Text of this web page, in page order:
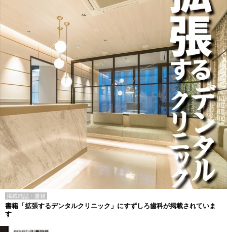
掲載雑誌・書籍
書籍「拡張するデンタルクリニック」にすずしろ歯科が掲載されていま
す